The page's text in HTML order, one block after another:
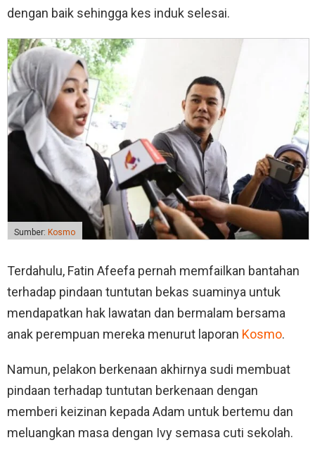
dengan baik sehingga kes induk selesai.
Sumber: Kosmo
Terdahulu, Fatin Afeefa pernah memfailkan bantahan
terhadap pindaan tuntutan bekas suaminya untuk
mendapatkan hak lawatan dan bermalam bersama
anak perempuan mereka menurut laporan Kosmo.
Namun, pelakon berkenaan akhirnya sudi membuat
pindaan terhadap tuntutan berkenaan dengan
memberi keizinan kepada Adam untuk bertemu dan
meluangkan masa dengan Ivy semasa cuti sekolah.